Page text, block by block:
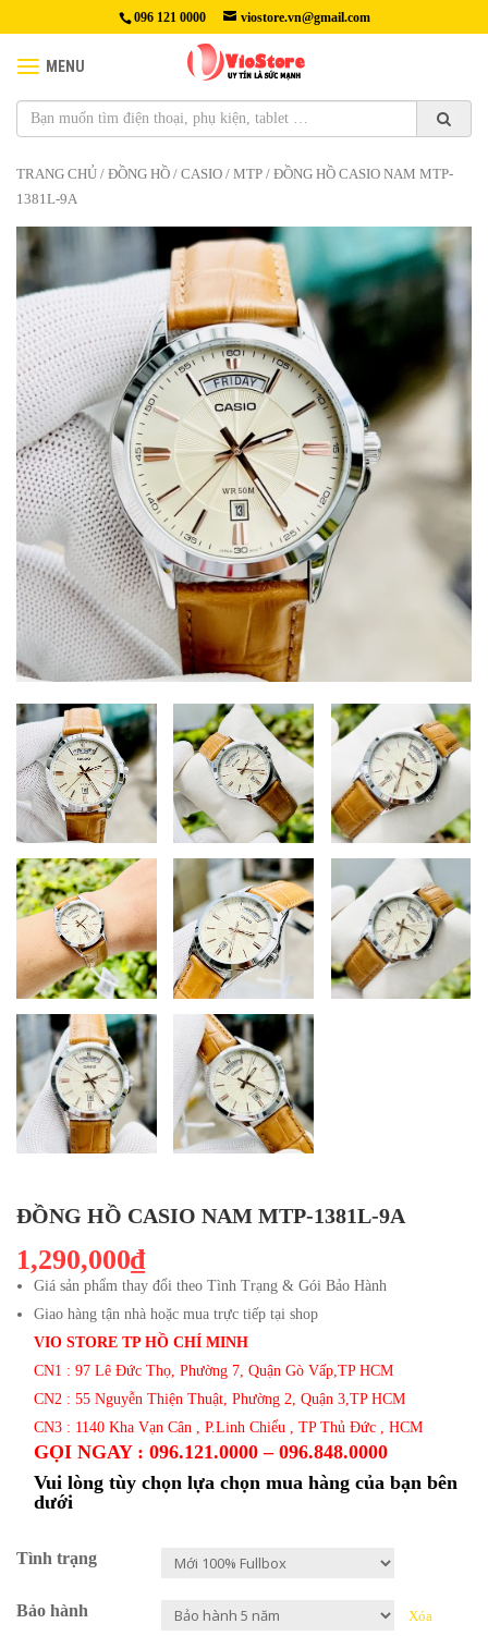
096 121 0000 viostore.vn@gmail.com
MENU
TRANG CHỦ / ĐỒNG HỒ / CASIO / MTP / ĐỒNG HỒ CASIO NAM MTP-
1381L-9A
ĐỒNG HỒ CASIO NAM MTP-1381L-9A
1,290,000₫
Giá sản phẩm thay đổi theo Tình Trạng & Gói Bảo Hành
Giao hàng tận nhà hoặc mua trực tiếp tại shop
VIO STORE TP HỒ CHÍ MINH
CN1 : 97 Lê Đức Thọ, Phường 7, Quận Gò Vấp,TP HCM
CN2 : 55 Nguyễn Thiện Thuật, Phường 2, Quận 3,TP HCM
CN3 : 1140 Kha Vạn Cân , P.Linh Chiểu , TP Thủ Đức , HCM
GỌI NGAY : 096.121.0000 – 096.848.0000
Vui lòng tùy chọn lựa chọn mua hàng của bạn bên
dưới
Tình trạng
Bảo hành Xóa